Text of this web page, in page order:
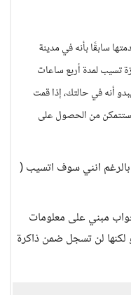
سابقًا بأنه في مدينة
لمدة أربع ساعات
أنه في حالتك، إذا قمت
من الحصول على
انني سوف اتسيب (
مبني على معلومات
لكنها لن تسجل ضمن ذاكرة